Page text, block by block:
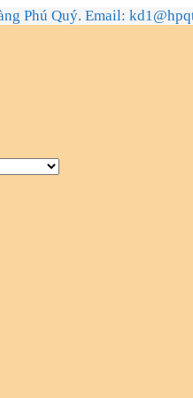
Phú Quý. Email: